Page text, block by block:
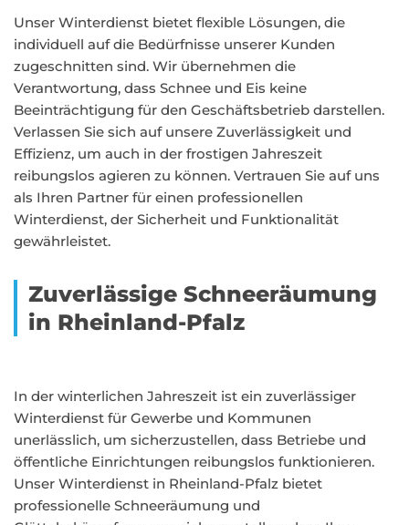
Unser Winterdienst bietet flexible Lösungen, die
individuell auf die Bedürfnisse unserer Kunden
zugeschnitten sind. Wir übernehmen die
Verantwortung, dass Schnee und Eis keine
Beeinträchtigung für den Geschäftsbetrieb darstellen.
Verlassen Sie sich auf unsere Zuverlässigkeit und
Effizienz, um auch in der frostigen Jahreszeit
reibungslos agieren zu können. Vertrauen Sie auf uns
als Ihren Partner für einen professionellen
Winterdienst, der Sicherheit und Funktionalität
gewährleistet.
Zuverlässige Schneeräumung
in Rheinland-Pfalz
In der winterlichen Jahreszeit ist ein zuverlässiger
Winterdienst für Gewerbe und Kommunen
unerlässlich, um sicherzustellen, dass Betriebe und
öffentliche Einrichtungen reibungslos funktionieren.
Unser Winterdienst in Rheinland-Pfalz bietet
professionelle Schneeräumung und